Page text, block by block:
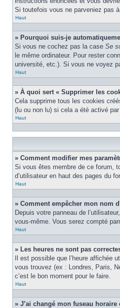
Si toutefois vous ne parveniez pas
Haut
» Pourquoi suis-je
Si vous ne cochez pas la case Se
le même ordinateur. Pour rester
université, etc.). Si vous ne voyez
Haut
» À quoi sert « Supprimer les
Cela supprime tous les cookies
(lu ou non lu) si cela a été activé
Haut
» Comment modifier mes
Si vous êtes membre de ce forum,
d’utilisateur en haut des pages du
Haut
» Comment empêcher mon nom
Depuis votre panneau de
vous-même. Vous serez compté
Haut
» Les heures ne sont pas
Il est possible que l’heure
vous trouvez (ex : Londres, Paris,
c’est le bon moment pour le faire.
Haut
» J’ai changé mon fuseau